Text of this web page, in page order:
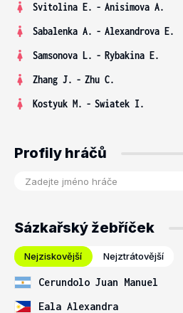
Svitolina E. - Anisimova A.
Sabalenka A. - Alexandrova E.
Samsonova L. - Rybakina E.
Zhang J. - Zhu C.
Kostyuk M. - Swiatek I.
Profily hráčů
Sázkařský žebříček
Nejziskovější Nejztrátovější
Cerundolo Juan Manuel
Eala Alexandra